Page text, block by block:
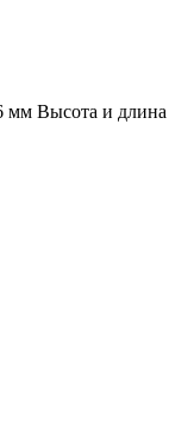
мм Высота и длина